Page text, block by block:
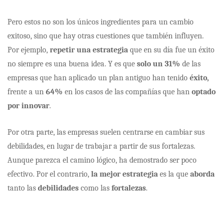
Pero estos no son los únicos ingredientes para un cambio
exitoso, sino que hay otras cuestiones que también influyen.
Por ejemplo, repetir una estrategia que en su día fue un éxito
no siempre es una buena idea. Y es que solo un 31% de las
empresas que han aplicado un plan antiguo han tenido éxito,
frente a un 64% en los casos de las compañías que han optado
por innovar.
Por otra parte, las empresas suelen centrarse en cambiar sus
debilidades, en lugar de trabajar a partir de sus fortalezas.
Aunque parezca el camino lógico, ha demostrado ser poco
efectivo. Por el contrario, la mejor estrategia es la que aborda
tanto las debilidades como las fortalezas.